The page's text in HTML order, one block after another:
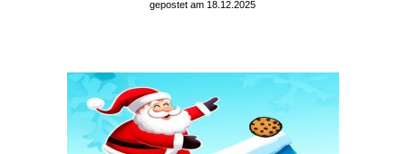
gepostet am 18.12.2025